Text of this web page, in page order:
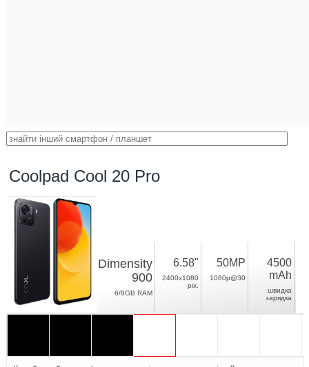
Coolpad Cool 20 Pro
Dimensity
900
6/8GB RAM
6.58"
2400x1080
pix.
50MP
1080p@30
4500
mAh
швидка
зарядка